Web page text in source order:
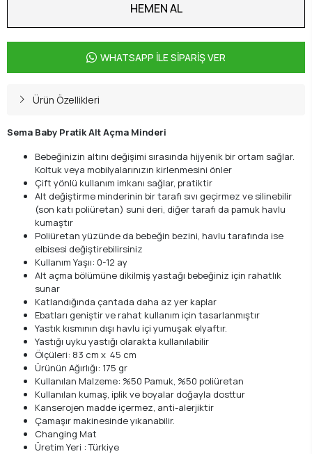
HEMEN AL
WHATSAPP İLE SİPARİŞ VER
Ürün Özellikleri
Sema Baby Pratik Alt Açma Minderi
Bebeğinizin altını değişimi sırasında hijyenik bir ortam sağlar.
Koltuk veya mobilyalarınızın kirlenmesini önler
Çift yönlü kullanım imkanı sağlar, pratiktir
Alt değiştirme minderinin bir tarafı sıvı geçirmez ve silinebilir
(son katı poliüretan) suni deri, diğer tarafı da pamuk havlu
kumaştır
Poliüretan yüzünde da bebeğin bezini, havlu tarafında ise
elbisesi değiştirebilirsiniz
Kullanım Yaşıı: 0-12 ay
Alt açma bölümüne dikilmiş yastağı bebeğiniz için rahatlık
sunar
Katlandığında çantada daha az yer kaplar
Ebatları geniştir ve rahat kullanım için tasarlanmıştır
Yastık kısmının dışı havlu içi yumuşak elyaftır.
Yastığı uyku yastığı olarakta kullanılabilir
Ölçüleri: 83 cm x 45 cm
Ürünün Ağırlığı: 175 gr
Kullanılan Malzeme: %50 Pamuk, %50 poliüretan
Kullanılan kumaş, iplik ve boyalar doğayla dosttur
Kanserojen madde içermez, anti-alerjiktir
Çamaşır makinesinde yıkanabilir.
Changing Mat
Üretim Yeri : Türkiye